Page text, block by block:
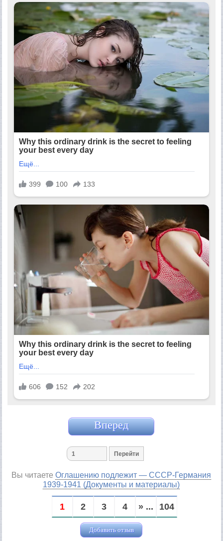
Вперед
Вы читаетеОглашению подлежит — СССР-Германия
1939-1941 (Документы и материалы)
1 2 3 4 » ... 104
Добавить отзыв